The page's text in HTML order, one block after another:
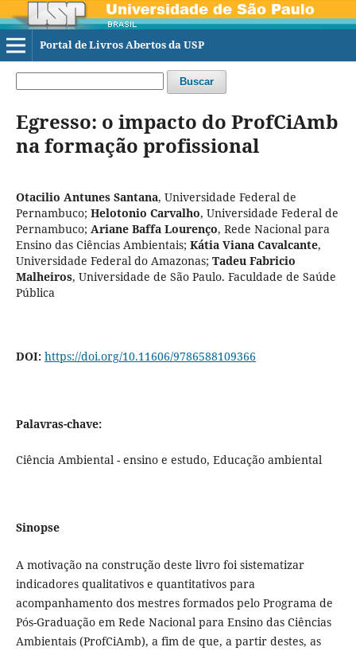
Portal de Livros Abertos da USP
Buscar
Egresso: o impacto do ProfCiAmb
na formação profissional
Otacilio Antunes Santana, Universidade Federal de
Pernambuco; Helotonio Carvalho, Universidade Federal de
Pernambuco; Ariane Baffa Lourenço, Rede Nacional para
Ensino das Ciências Ambientais; Kátia Viana Cavalcante,
Universidade Federal do Amazonas; Tadeu Fabricio
Malheiros, Universidade de São Paulo. Faculdade de Saúde
Pública
DOI: https://doi.org/10.11606/9786588109366
Palavras-chave:
Ciência Ambiental - ensino e estudo, Educação ambiental
Sinopse
A motivação na construção deste livro foi sistematizar
indicadores qualitativos e quantitativos para
acompanhamento dos mestres formados pelo Programa de
Pós-Graduação em Rede Nacional para Ensino das Ciências
Ambientais (ProfCiAmb), a fim de que, a partir destes, as